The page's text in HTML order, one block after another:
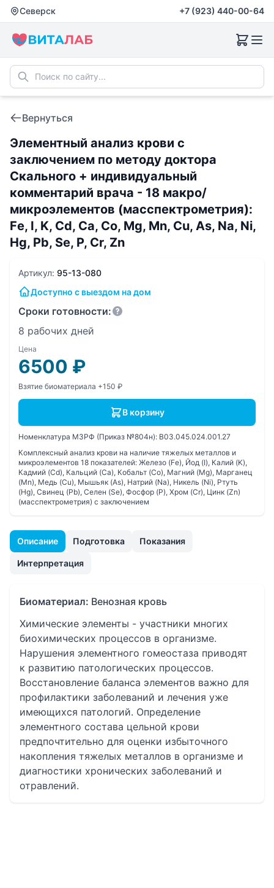
Северск +7 (923) 440-00-64
Вернуться
Элементный анализ крови с
заключением по методу доктора
Скального + индивидуальный
комментарий врача - 18 макро/
микроэлементов (масспектрометрия):
Fе, I, K, Cd, Ca, Co, Mg, Mn, Cu, As, Na, Ni,
Hg, Pb, Se, P, Cr, Zn
Описание Подготовка Показания
Интерпретация
Биоматериал: Венозная кровь
Химические элементы - участники многих
биохимических процессов в организме.
Нарушения элементного гомеостаза приводят
к развитию патологических процессов.
Восстановление баланса элементов важно для
профилактики заболеваний и лечения уже
имеющихся патологий. Определение
элементного состава цельной крови
предпочтительно для оценки избыточного
накопления тяжелых металлов в организме и
диагностики хронических заболеваний и
отравлений.
Артикул: 95-13-080
Доступно с выездом на дом
Сроки готовности:
8 рабочих дней
Цена
6500 ₽
Взятие биоматериала +150 ₽
В корзину
Номенклатура МЗРФ (Приказ №804н): B03.045.024.001.27
Комплексный анализ крови на наличие тяжелых металлов и
микроэлементов 18 показателей: Железо (Fe), Йод (I), Калий (K),
Кадмий (Cd), Кальций (Ca), Кобальт (Co), Магний (Mg), Марганец
(Mn), Медь (Cu), Мышьяк (As), Натрий (Na), Никель (Ni), Ртуть
(Hg), Свинец (Pb), Селен (Se), Фосфор (P), Хром (Cr), Цинк (Zn)
(масспектрометрия) с заключением